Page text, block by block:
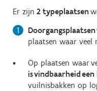
Er zijn 2 typeplaatsen
plaatsen waar veel
Op plaatsen waar
is vindbaarheid een
vuilnisbakken op